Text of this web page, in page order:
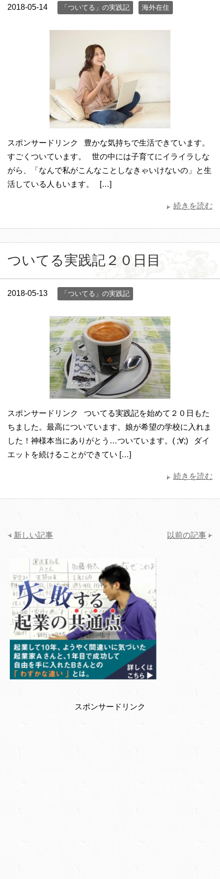
2018-05-14 「ついてる」の実践記 海外在住
スポンサードリンク 豊かな気持ちで生活できています。
すごくついています。 世の中には子育てにイライラしな
がら、「なんで私がこんなことしなきゃいけないの」と生
活している人もいます。 […]
続きを読む
ついてる実践記２０日目
2018-05-13 「ついてる」の実践記
スポンサードリンク ついてる実践記を始めて２０日もた
ちました。最高についています。娘が希望の学校に入れま
した！神様本当にありがとう…ついています。( ;∀;) ダイ
エットを続けることができてい […]
続きを読む
以前の記事
新しい記事
スポンサードリンク